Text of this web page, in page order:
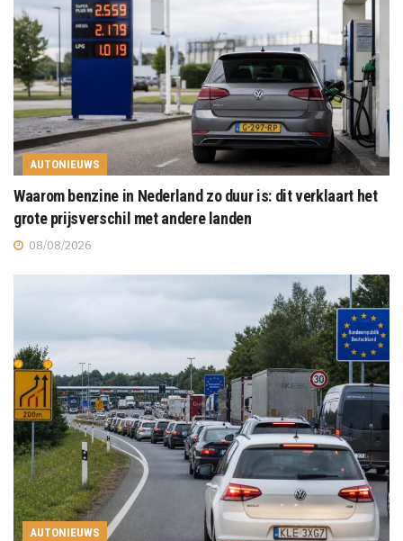
AUTONIEUWS
Waarom benzine in Nederland zo duur is: dit verklaart het
grote prijsverschil met andere landen
08/08/2026
AUTONIEUWS